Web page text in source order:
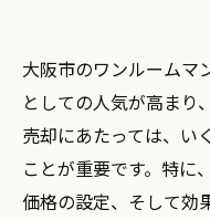
大阪市のワンルームマ
としての人気が高まり
売却にあたっては、い
ことが重要です。特に
価格の設定、そして効